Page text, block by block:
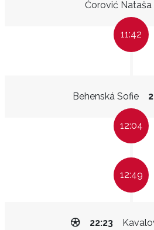
Ćorović Nataša
11:42
Behenská Sofie
12:04
12:49
22:23